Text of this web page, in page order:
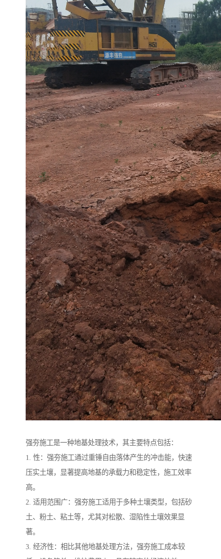
强夯施工是一种地基处理技术，其主要特点包括：
1. 性：强夯施工通过重锤自由落体产生的冲击能，快速
压实土壤，显著提高地基的承载力和稳定性，施工效率
高。
2. 适用范围广：强夯施工适用于多种土壤类型，包括砂
土、粉土、粘土等，尤其对松散、湿陷性土壤效果显
著。
3. 经济性：相比其他地基处理方法，强夯施工成本较